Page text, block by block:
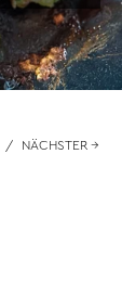
/ NÄCHSTER →